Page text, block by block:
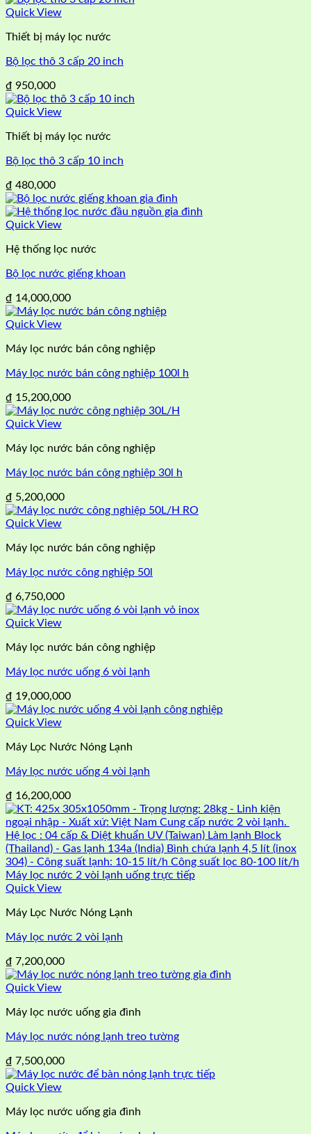
Quick View
Thiết bị máy lọc nước
Bộ lọc thô 3 cấp 20 inch
₫ 950,000
Quick View
Thiết bị máy lọc nước
Bộ lọc thô 3 cấp 10 inch
₫ 480,000
Quick View
Hệ thống lọc nước
Bộ lọc nước giếng khoan
₫ 14,000,000
Quick View
Máy lọc nước bán công nghiệp
Máy lọc nước bán công nghiệp 100l h
₫ 15,200,000
Quick View
Máy lọc nước bán công nghiệp
Máy lọc nước bán công nghiệp 30l h
₫ 5,200,000
Quick View
Máy lọc nước bán công nghiệp
Máy lọc nước công nghiệp 50l
₫ 6,750,000
Quick View
Máy lọc nước bán công nghiệp
Máy lọc nước uống 6 vòi lạnh
₫ 19,000,000
Quick View
Máy Lọc Nước Nóng Lạnh
Máy lọc nước uống 4 vòi lạnh
₫ 16,200,000
Quick View
Máy Lọc Nước Nóng Lạnh
Máy lọc nước 2 vòi lạnh
₫ 7,200,000
Quick View
Máy lọc nước uống gia đình
Máy lọc nước nóng lạnh treo tường
₫ 7,500,000
Quick View
Máy lọc nước uống gia đình